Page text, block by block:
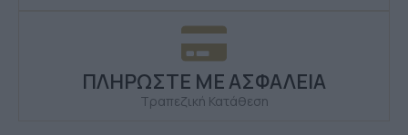
ΠΛΗΡΩΣΤΕ ΜΕ ΑΣΦΑΛΕΙΑ
Τραπεζική Κατάθεση